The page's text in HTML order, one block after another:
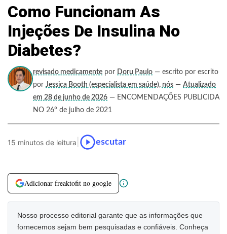
Como Funcionam As
Injeções De Insulina No
Diabetes?
revisado medicamente por Doru Paulo — escrito por escrito
por Jessica Booth (especialista em saúde), nós — Atualizado
em 28 de junho de 2026 — ENCOMENDAÇÕES PUBLICIDA
NO 26º de julho de 2021
15 minutos de leitura escutar
Adicionar freaktofit no google
Nosso processo editorial garante que as informações que
fornecemos sejam bem pesquisadas e confiáveis. Conheça